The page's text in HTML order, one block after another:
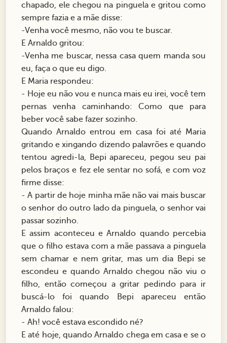
chapado, ele chegou na pinguela e gritou como
sempre fazia e a mãe disse:
-Venha você mesmo, não vou te buscar.
E Arnaldo gritou:
-Venha me buscar, nessa casa quem manda sou
eu, faça o que eu digo.
E Maria respondeu:
- Hoje eu não vou e nunca mais eu irei, você tem
pernas venha caminhando: Como que para
beber você sabe fazer sozinho.
Quando Arnaldo entrou em casa foi até Maria
gritando e xingando dizendo palavrões e quando
tentou agredi-la, Bepi apareceu, pegou seu pai
pelos braços e fez ele sentar no sofá, e com voz
firme disse:
- A partir de hoje minha mãe não vai mais buscar
o senhor do outro lado da pinguela, o senhor vai
passar sozinho.
E assim aconteceu e Arnaldo quando percebia
que o filho estava com a mãe passava a pinguela
sem chamar e nem gritar, mas um dia Bepi se
escondeu e quando Arnaldo chegou não viu o
filho, então começou a gritar pedindo para ir
buscá-lo foi quando Bepi apareceu então
Arnaldo falou:
- Ah! você estava escondido né?
E até hoje, quando Arnaldo chega em casa e se o